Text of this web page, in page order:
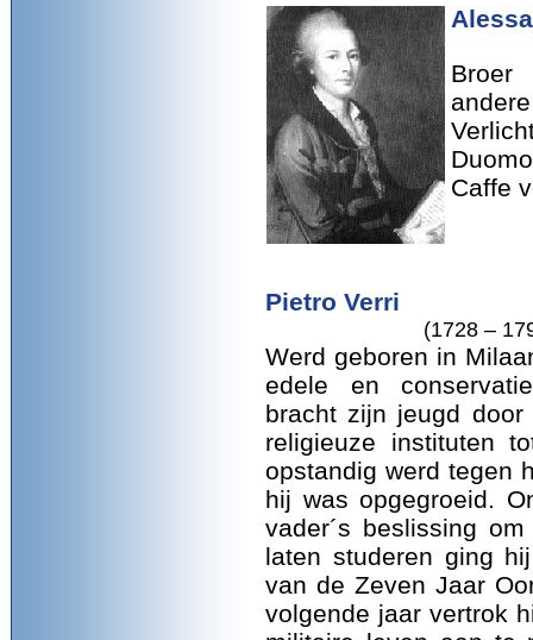
Caffe
Pietro Verri
(1728 –
Werd geboren in
edele en
bracht zijn jeugd door
religieuze instituten
opstandig werd tegen
hij was opgegroeid.
vader´s beslissing
laten studeren ging
van de Zeven Jaar
volgende jaar vertrok